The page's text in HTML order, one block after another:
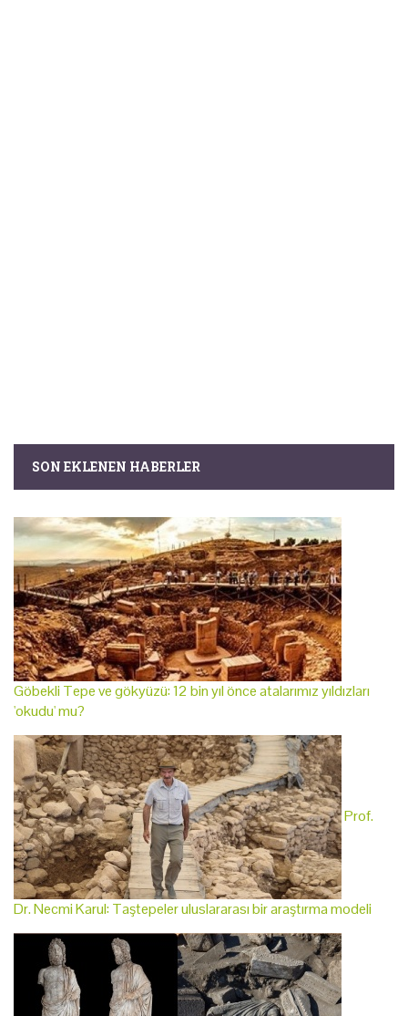
SON EKLENEN HABERLER
Göbekli Tepe ve gökyüzü: 12 bin yıl önce atalarımız yıldızları
'okudu' mu?
Prof.
Dr. Necmi Karul: Taştepeler uluslararası bir araştırma modeli